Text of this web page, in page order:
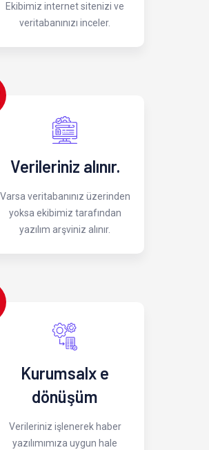
Ekibimiz internet sitenizi ve
veritabanınızı inceler.
Verileriniz alınır.
Varsa veritabanınız üzerinden
yoksa ekibimiz tarafından
yazılım arşviniz alınır.
Kurumsalx e
dönüşüm
Verileriniz işlenerek haber
yazılımımıza uygun hale